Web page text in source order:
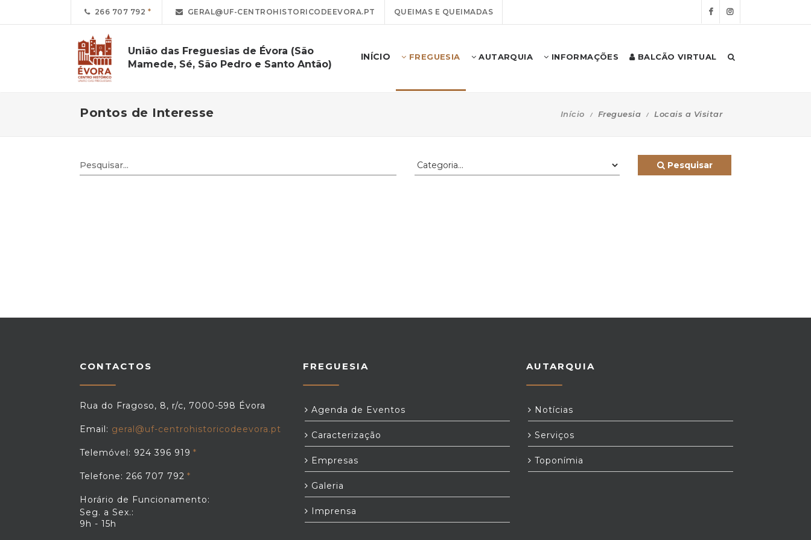
266 707 792 GERAL@UF-CENTROHISTORICODEEVORA.PT QUEIMAS E QUEIMADAS
União das Freguesias de Évora (São
Mamede, Sé, São Pedro e Santo Antão)
INÍCIO FREGUESIA AUTARQUIA INFORMAÇÕES BALCÃO VIRTUAL
Pontos de Interesse Início Freguesia Locais a Visitar
Pesquisar
CONTACTOS
Rua do Fragoso, 8, r/c, 7000-598 Évora
Email: geral@uf-centrohistoricodeevora.pt
Telemóvel: 924 396 919
Telefone: 266 707 792
Horário de Funcionamento:
Seg. a Sex.:
9h - 15h
FREGUESIA
Agenda de Eventos
Caracterização
Empresas
Galeria
Imprensa
AUTARQUIA
Notícias
Serviços
Toponímia